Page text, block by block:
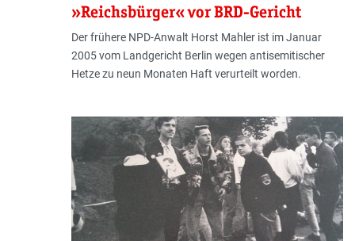
»Reichsbürger« vor BRD-Gericht
Der frühere NPD-Anwalt Horst Mahler ist im Januar
2005 vom Landgericht Berlin wegen antisemitischer
Hetze zu neun Monaten Haft verurteilt worden.